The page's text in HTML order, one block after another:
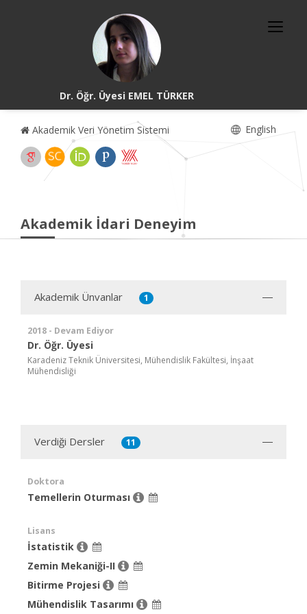
Dr. Öğr. Üyesi EMEL TÜRKER
Akademik Veri Yönetim Sistemi English
Akademik İdari Deneyim
Akademik Ünvanlar 1
2018 - Devam Ediyor
Dr. Öğr. Üyesi
Karadeniz Teknik Üniversitesi, Mühendislik Fakültesi, İnşaat
Mühendisliği
Verdiği Dersler 11
Doktora
Temellerin Oturması
Lisans
İstatistik
Zemin Mekaniği-II
Bitirme Projesi
Mühendislik Tasarımı